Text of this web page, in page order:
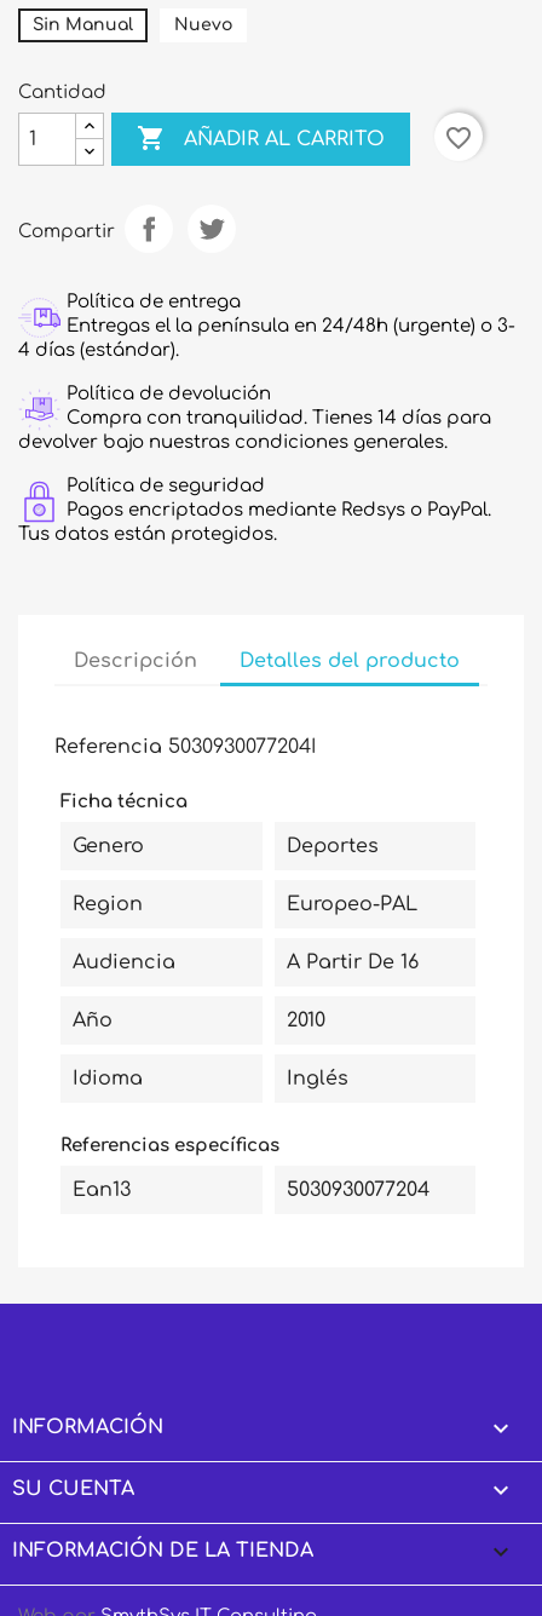
Sin Manual Nuevo
Cantidad
 AÑADIR AL CARRITO favorite_border
Compartir
Política de entrega
Entregas el la península en 24/48h (urgente) o 3-
4 días (estándar).
Política de devolución
Compra con tranquilidad. Tienes 14 días para
devolver bajo nuestras condiciones generales.
Política de seguridad
Pagos encriptados mediante Redsys o PayPal.
Tus datos están protegidos.
Descripción Detalles del producto
Referencia 5030930077204I
Ficha técnica
Genero Deportes
Region Europeo-PAL
Audiencia A Partir De 16
Año 2010
Idioma Inglés
Referencias específicas
Ean13 5030930077204
INFORMACIÓN 
SU CUENTA 
INFORMACIÓN DE LA TIENDA keyboard_arrow_down